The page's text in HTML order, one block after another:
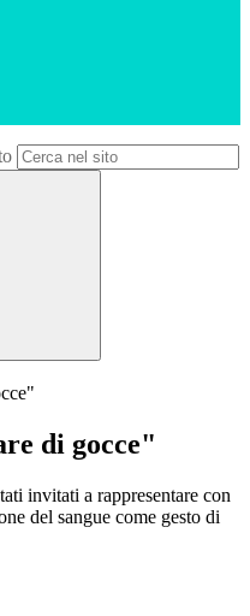
di gocce"
invitati a rappresentare con
del sangue come gesto di